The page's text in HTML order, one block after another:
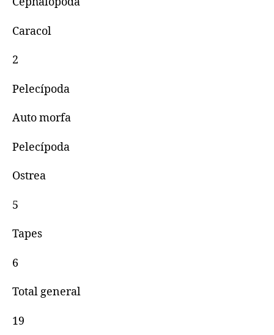
Caracol
2
Pelecípoda
Auto morfa
Pelecípoda
Ostrea
5
Tapes
6
Total general
19